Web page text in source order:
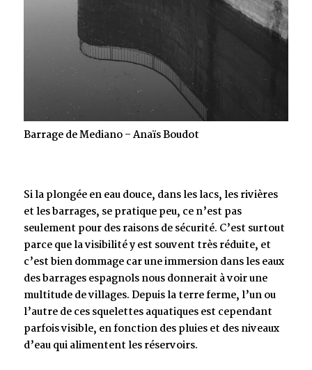
Barrage de Mediano – Anaïs Boudot
Si la plongée en eau douce, dans les lacs, les rivières
et les barrages, se pratique peu, ce n’est pas
seulement pour des raisons de sécurité. C’est surtout
parce que la visibilité y est souvent très réduite, et
c’est bien dommage car une immersion dans les eaux
des barrages espagnols nous donnerait à voir une
multitude de villages. Depuis la terre ferme, l’un ou
l’autre de ces squelettes aquatiques est cependant
parfois visible, en fonction des pluies et des niveaux
d’eau qui alimentent les réservoirs.